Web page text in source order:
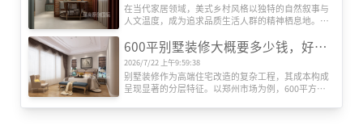
在当代家居领域，美式乡村风格以独特的自然叙事与
人文温度，成为追求品质生活人群的精神栖息地。这
建人与自然的深度对话，其价值体现在设计哲学与实
用主义的双重维度。
600平别墅装修大概要多少钱，好的别墅装修公司推荐
2026/7/22 上午9:59:38
别墅装修作为高端住宅改造的复杂工程，其成本构成
呈现显著的分层特征。以郑州市场为例，600平方米